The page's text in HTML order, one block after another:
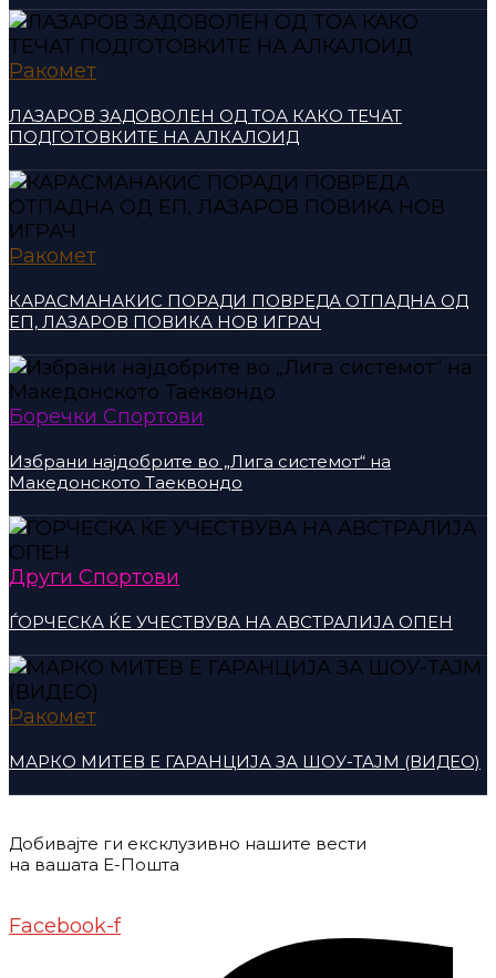
Ракомет
ЛАЗАРОВ ЗАДОВОЛЕН ОД ТОА КАКО ТЕЧАТ
ПОДГОТОВКИТЕ НА АЛКАЛОИД
Ракомет
КАРАСМАНАКИС ПОРАДИ ПОВРЕДА ОТПАДНА ОД
ЕП, ЛАЗАРОВ ПОВИКА НОВ ИГРАЧ
Боречки Спортови
Избрани најдобрите во „Лига системот“ на
Македонското Таеквондо
Други Спортови
ЃОРЧЕСКА ЌЕ УЧЕСТВУВА НА АВСТРАЛИЈА ОПЕН
Ракомет
МАРКО МИТЕВ Е ГАРАНЦИЈА ЗА ШОУ-ТАЈМ (ВИДЕО)
Добивајте ги ексклузивно нашите вести
на вашата Е-Пошта
Facebook-f